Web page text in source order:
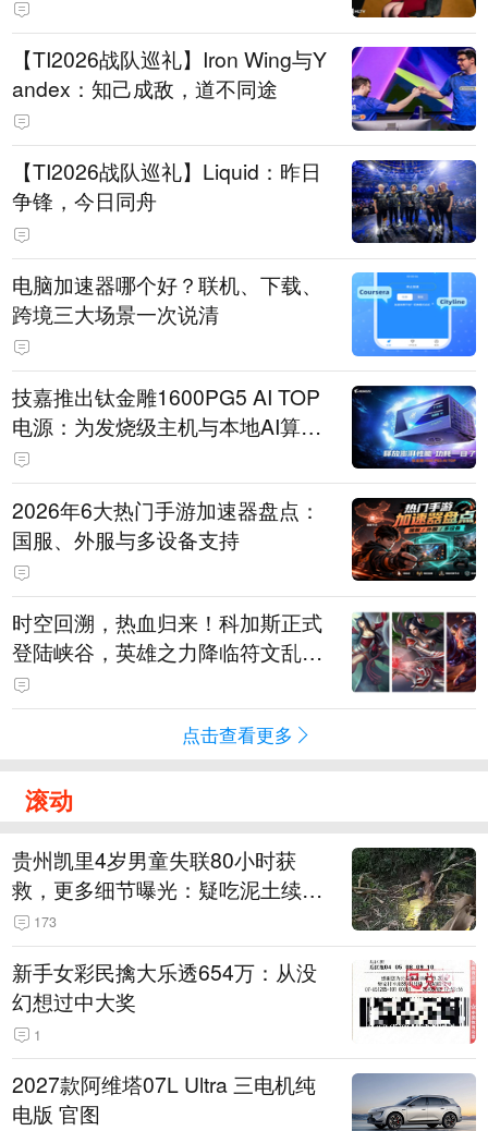
【TI2026战队巡礼】Iron Wing与Y
andex：知己成敌，道不同途
【TI2026战队巡礼】Liquid：昨日
争锋，今日同舟
电脑加速器哪个好？联机、下载、
跨境三大场景一次说清
技嘉推出钛金雕1600PG5 AI TOP
电源：为发烧级主机与本地AI算力
打造旗舰供电方案
2026年6大热门手游加速器盘点：
国服、外服与多设备支持
时空回溯，热血归来！科加斯正式
登陆峡谷，英雄之力降临符文乱
斗！
点击查看更多
滚动
贵州凯里4岁男童失联80小时获
救，更多细节曝光：疑吃泥土续
命，搜救至20米附近错过多找3天
173
新手女彩民擒大乐透654万：从没
幻想过中大奖
1
2027款阿维塔07L Ultra 三电机纯
电版 官图